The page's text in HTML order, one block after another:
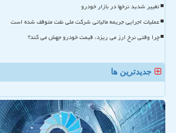
تغییر شدید نرخها در بازار خودرو
عملیات اجرایی جریمه مالیاتی شرکت ملی نفت متوقف شده است
چرا وقتی نرخ ارز می ریزد، قیمت خودرو جهش می کند؟
جدیدترین ها